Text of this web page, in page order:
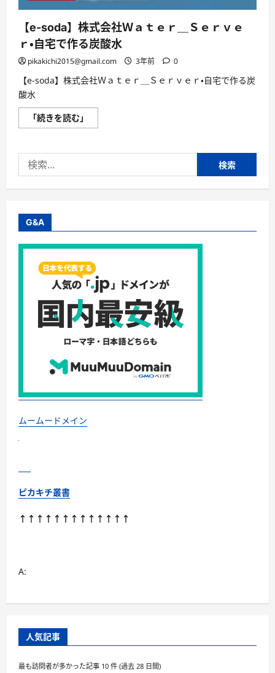
【e-soda】株式会社Ｗａｔｅｒ＿Ｓｅｒｖｅ
ｒ・自宅で作る炭酸水
pikakichi2015@gmail.com 3年前 0
【e-soda】株式会社Ｗａｔｅｒ＿Ｓｅｒｖｅｒ・自宅で作る炭
酸水
「続きを読む」
soda】
会
ａ
ｅ
ｖ
ｒ・
自
宅
で
る
炭
酸
水
に
つ
て
さ
に
読
索:
G&A
ムームードメイン
ピカキチ叢書
↑↑↑↑↑↑↑↑↑↑↑↑↑
A:
人気記事
最も訪問者が多かった記事 10 件 (過去 28 日間)